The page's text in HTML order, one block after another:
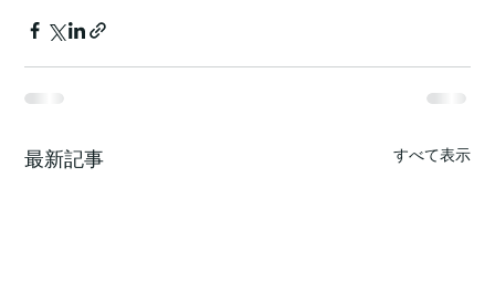
最新記事 すべて表示